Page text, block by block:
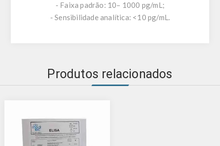
- Faixa padrão: 10– 1000 pg/mL;
- Sensibilidade analítica: <10 pg/mL.
Produtos relacionados